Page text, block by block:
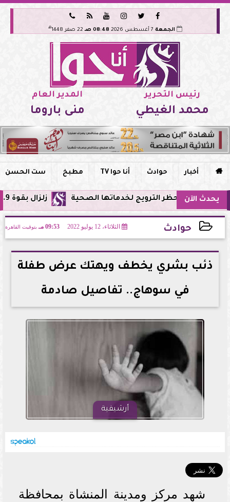






الجمعة 08:48 صـ 22 صفر 1448 هـ
رئيس التحرير
محمد الغيطي
المدير العام
منى باروما
 أخبار حوادث أنا حوا TV مطبخ ست الحسن
يحدث الآن زلزال بقوة 5.9 ريختر يشعر به سكان القاهرة وعدة محافظات.. مركزه شرق البحر المتوسط الترويج لخدماتها الصحية
حوادث الثلاثاء، 12 يوليو 2022 09:53 مـ بتوقيت القاهرة
2022-07-12 21:53:35
ذئب بشري يخطف ويهتك عرض طفلة
في سوهاج.. تفاصيل صادمة
أرشيفية
شهد مركز ومدينة المنشاة بمحافظة